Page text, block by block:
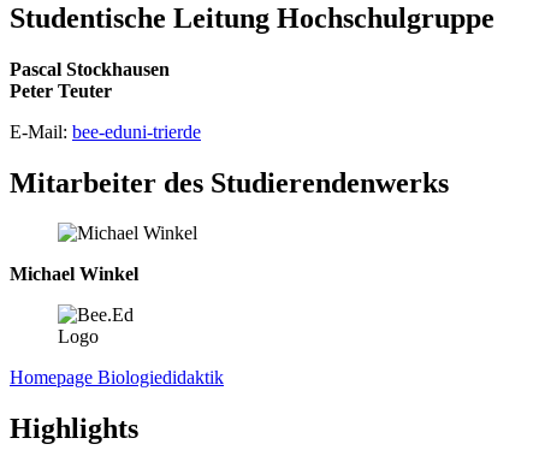
Studentische Leitung Hochschulgruppe
Pascal Stockhausen
Peter Teuter
E-Mail: bee-eduni-trierde
Mitarbeiter des Studierendenwerks
Michael Winkel
Homepage Biologiedidaktik
Highlights